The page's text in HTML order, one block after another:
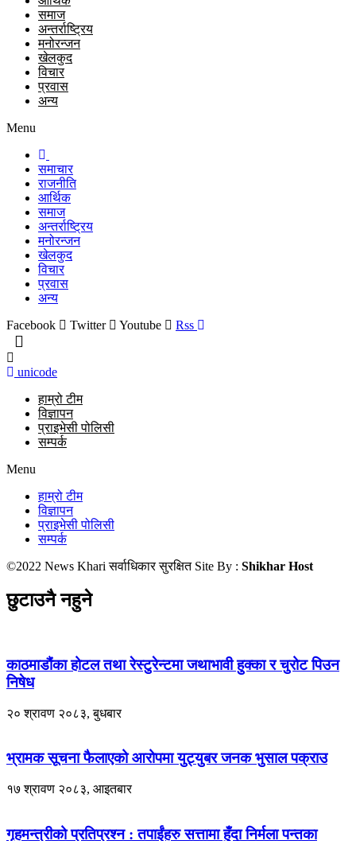
समाज
अन्तर्राष्ट्रिय
मनोरन्जन
खेलकुद
विचार
प्रवास
अन्य
Menu
समाचार
राजनीति
आर्थिक
समाज
अन्तर्राष्ट्रिय
मनोरन्जन
खेलकुद
विचार
प्रवास
अन्य
Facebook
Twitter Youtube Rss
unicode
हाम्रो टीम
विज्ञापन
प्राइभेसी पोलिसी
सम्पर्क
Menu
हाम्रो टीम
विज्ञापन
प्राइभेसी पोलिसी
सम्पर्क
©2022 News Khari सर्वाधिकार सुरक्षित Site By : Shikhar Host
छुटाउनै नहुने
काठमाडौंका होटल तथा रेस्टुरेन्टमा जथाभावी हुक्का र चुरोट पिउन
निषेध
२० श्रावण २०८३, बुधबार
भ्रामक सूचना फैलाएको आरोपमा युट्युबर जनक भुसाल पक्राउ
१७ श्रावण २०८३, आइतबार
गृहमन्त्रीको प्रतिप्रश्न : तपाईंहरु सत्तामा हुँदा निर्मला पन्तका